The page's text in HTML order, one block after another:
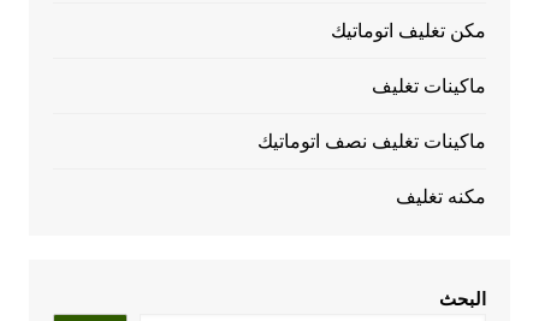
مكن تغليف اتوماتيك
ماكينات تغليف
ماكينات تغليف نصف اتوماتيك
مكنه تغليف
البحث